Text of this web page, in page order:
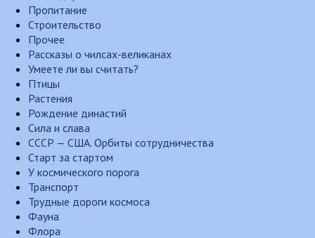
Пропитание
Строительство
Прочее
Рассказы о чилсах-великанах
Умеете ли вы считать?
Птицы
Растения
Рождение династий
Сила и слава
СССР — США. Орбиты сотрудничества
Старт за стартом
У космического порога
Транспорт
Трудные дороги космоса
Фауна
Флора